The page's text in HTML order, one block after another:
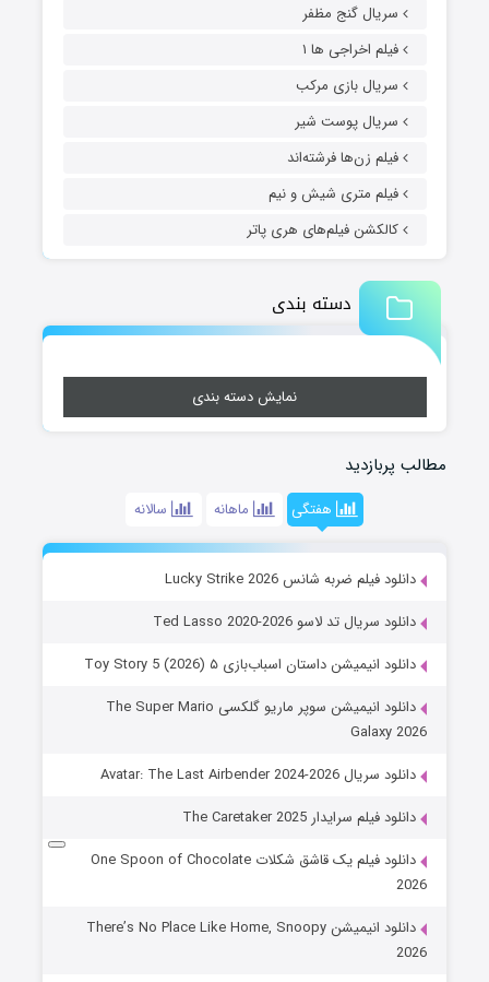
سریال گنج مظفر
فیلم اخراجی ها ۱
سریال بازی مرکب
سریال پوست شیر
فیلم زن‌ها فرشته‌اند
فیلم متری شیش و نیم
کالکشن فیلم‌های هری پاتر
دسته بندی
نمایش دسته بندی
مطالب پربازدید
هفتگی ماهانه سالانه
دانلود فیلم ضربه شانس Lucky Strike 2026
دانلود سریال تد لاسو Ted Lasso 2020-2026
دانلود انیمیشن داستان اسباب‌بازی ۵ Toy Story 5 (2026)
دانلود انیمیشن سوپر ماریو گلکسی The Super Mario
Galaxy 2026
دانلود سریال Avatar: The Last Airbender 2024-2026
دانلود فیلم سرایدار The Caretaker 2025
دانلود فیلم یک قاشق شکلات One Spoon of Chocolate
2026
دانلود انیمیشن There’s No Place Like Home, Snoopy
2026